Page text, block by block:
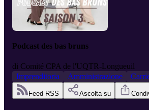
Podcast des bas bruns
di Comité CPA de l'UQTR-Longueuil
Imprenditoria
Amministrazione
Feed RSS Ascolta su